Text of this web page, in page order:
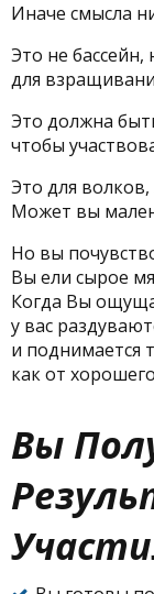
Иначе смысла
Это не
для
Это должна
чтобы
Это для
Может вы
Но вы
Вы ели сырое
Когда Вы
у вас
и поднимается
как от
Вы